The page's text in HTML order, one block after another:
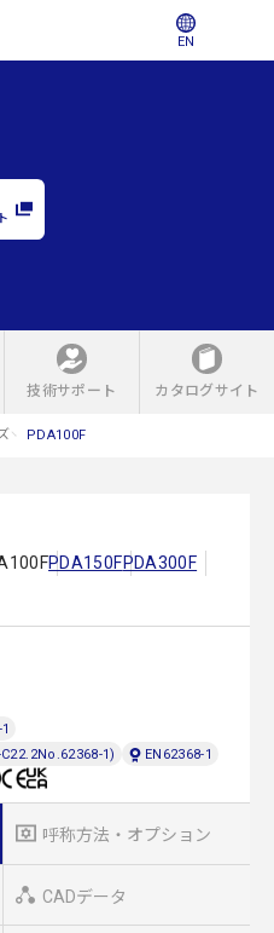
EN
技術サポート カタログサイト
PDA100F
PDA150FPDA300F
1)
EN62368-1
呼称方法・オプション
CADデータ